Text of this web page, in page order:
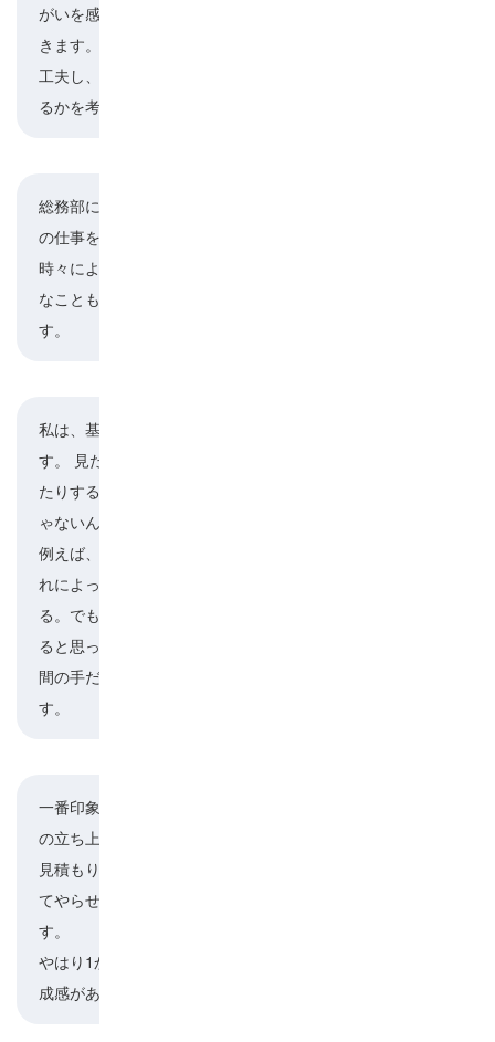
がいを感じますね。忙しくなった時は焦りも出て
きます。でも、そんな時にこそ作業効率を自分で
工夫し、その状況をどうやったらうまく対処でき
るかを考えながらやるのが好きですね。
総務部に所属していて、主に一般事務や経理関係
の仕事をしています。どちらも臨機応変にその
時々によって対応していかないといけなくて大変
なこともありますが、その分やりがいがありま
す。
私は、基板のはんだ付けの修正作業をしていま
す。 見た目が汚かったりするのも不良につながっ
たりするので直すのが仕事ですが、これが簡単じ
ゃないんです。
例えば、季節によって温度や湿度も違うので、そ
れによってはんだの具合が違うし、難しさがあ
る。でも、だからこそおもしろさややりがいがあ
ると思っています。機械での自動化ができない人
間の手だからこそできる仕事に誇りを感じていま
す。
一番印象に残っているのは、分析機器の新規機種
の立ち上げを任されたことです。
見積もりから設備の設置など、一連のことをすべ
てやらせてもらった経験は本当に大きかったで
す。
やはり1からやるのはすごく楽しかったですし、達
成感がありました。